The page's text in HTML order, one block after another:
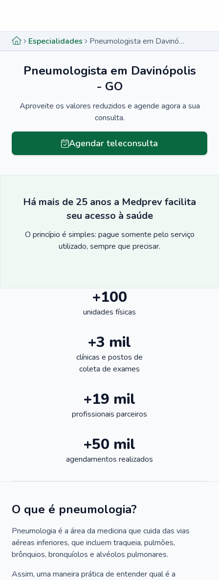
Especialidades Pneumologista em Davinópolis - GO
Pneumologista em Davinópolis
- GO
Aproveite os valores reduzidos e agende agora a sua
consulta.
Agendar teleconsulta
Há mais de 25 anos a Medprev facilita
seu acesso à saúde
O princípio é simples: pague somente pelo serviço
utilizado, sempre que precisar.
+100
unidades físicas
+3 mil
clínicas e postos de
coleta de exames
+19 mil
profissionais parceiros
+50 mil
agendamentos realizados
O que é pneumologia?
Pneumologia é a área da medicina que cuida das vias
aéreas inferiores, que incluem traqueia, pulmões,
brônquios, bronquíolos e alvéolos pulmonares.
Assim, uma maneira prática de entender qual é a